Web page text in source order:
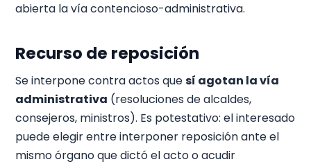
abierta la vía contencioso-administrativa.
Recurso de reposición
Se interpone contra actos quesí agotan la vía
administrativa (resoluciones de alcaldes,
consejeros, ministros). Es potestativo: el interesado
puede elegir entre interponer reposición ante el
mismo órgano que dictó el acto o acudir